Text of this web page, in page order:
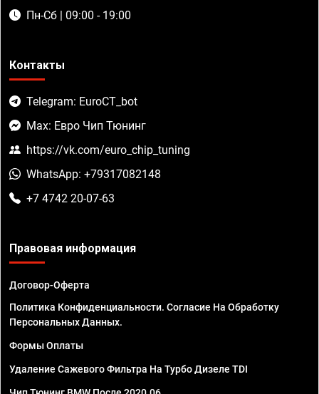
Пн-Сб | 09:00 - 19:00
Контакты
Telegram: EuroCT_bot
Max: Евро Чип Тюнинг
https://vk.com/euro_chip_tuning
WhatsApp: +79317082148
+7 4742 20-07-63
Правовая информация
Договор-Оферта
Политика Конфиденциальности. Согласие На Обработку
Персональных Данных.
Формы Оплаты
Удаление Сажевого Фильтра На Турбо Дизеле TDI